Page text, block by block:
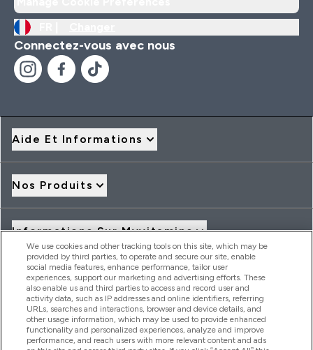
Connectez-vous avec nous
Aide Et Informations
Nos Produits
Informations Sur Myvitamins
Offres Et Réductions
2026 THG Nutrition Limited (FRN: 1022962), trading as
MyVitamins.com is an Introducer Appointed Representative of
We use cookies and other tracking tools on this site, which may be
provided by third parties, to operate and secure our site, enable
social media features, enhance performance, tailor user
experiences, support our marketing and advertising efforts. These
also enable us and third parties to access and record user and
activity data, such as IP addresses and online identifiers, referring
URLs, searches and interactions, browser and device details, and
other usage information, which may be used to provide enhanced
functionality and personalized experiences, analyze and improve
performance, and reach users with more relevant content and ads